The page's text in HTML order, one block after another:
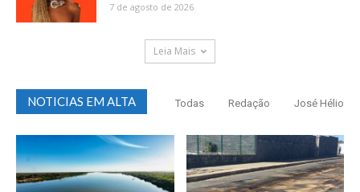
7 de agosto de 2026
Leia Mais
NOTICIAS EM ALTA Todas Redação José Hélio